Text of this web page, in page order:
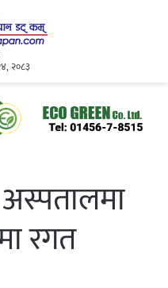
२०८३
रगत